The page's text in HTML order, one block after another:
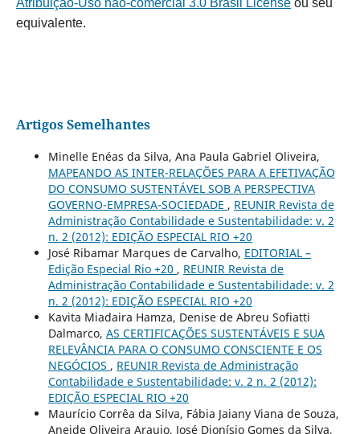
Atribuição-Uso não-comercial 3.0 Brasil Licenseou seu
equivalente.
Artigos Semelhantes
Minelle Enéas da Silva, Ana Paula Gabriel Oliveira,
MAPEANDO AS INTER-RELAÇÕES PARA A EFETIVAÇÃO
DO CONSUMO SUSTENTÁVEL SOB A PERSPECTIVA
GOVERNO-EMPRESA-SOCIEDADE , REUNIR Revista de
Administração Contabilidade e Sustentabilidade: v. 2
n. 2 (2012): EDIÇÃO ESPECIAL RIO +20
José Ribamar Marques de Carvalho, EDITORIAL –
Edição Especial Rio +20 , REUNIR Revista de
Administração Contabilidade e Sustentabilidade: v. 2
n. 2 (2012): EDIÇÃO ESPECIAL RIO +20
Kavita Miadaira Hamza, Denise de Abreu Sofiatti
Dalmarco, AS CERTIFICAÇÕES SUSTENTÁVEIS E SUA
RELEVÂNCIA PARA O CONSUMO CONSCIENTE E OS
NEGÓCIOS , REUNIR Revista de Administração
Contabilidade e Sustentabilidade: v. 2 n. 2 (2012):
EDIÇÃO ESPECIAL RIO +20
Maurício Corrêa da Silva, Fábia Jaiany Viana de Souza,
Aneide Oliveira Araujo, José Dionísio Gomes da Silva,